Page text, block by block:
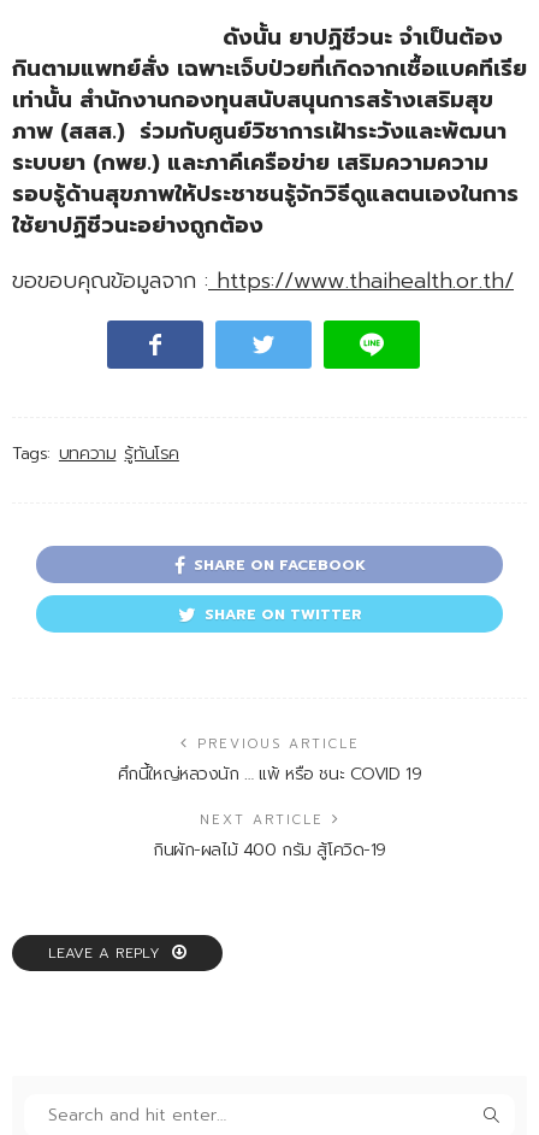
ดังนั้น ยาปฏิชีวนะ จำเป็นต้อง
กินตามแพทย์สั่ง เฉพาะเจ็บป่วยที่เกิดจากเชื้อแบคทีเรีย
เท่านั้น สำนักงานกองทุนสนับสนุนการสร้างเสริมสุข
ภาพ (สสส.) ร่วมกับศูนย์วิชาการเฝ้าระวังและพัฒนา
ระบบยา (กพย.) และภาคีเครือข่าย เสริมความความ
รอบรู้ด้านสุขภาพให้ประชาชนรู้จักวิธีดูแลตนเองในการ
ใช้ยาปฏิชีวนะอย่างถูกต้อง
ขอขอบคุณข้อมูลจาก :https://www.thaihealth.or.th/
Tags: บทความ รู้ทันโรค
SHARE ON FACEBOOK
SHARE ON TWITTER
PREVIOUS ARTICLE
ศึกนี้ใหญ่หลวงนัก … แพ้ หรือ ชนะ COVID 19
NEXT ARTICLE
กินผัก-ผลไม้ 400 กรัม สู้โควิด-19
LEAVE A REPLY